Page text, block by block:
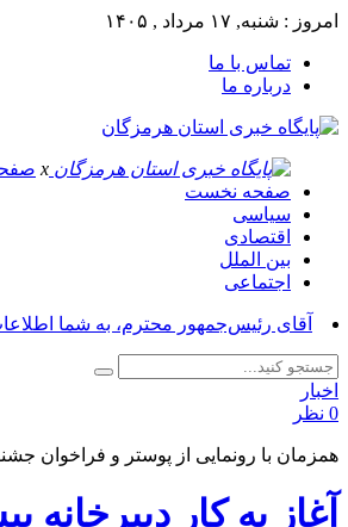
امروز : شنبه, ۱۷ مرداد , ۱۴۰۵
تماس با ما
درباره ما
x
صفحه نخست
سیاسی
اقتصادی
بین الملل
اجتماعی
آقای رئیس‌جمهور محترم، به شما
اخبار
0 نظر
همزمان با رونمایی از پوستر و فراخوان
آغاز به کار